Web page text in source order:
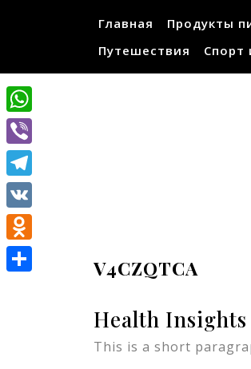
Главная Продукты
Путешествия
Спорт
V4CZQTCA
Health Insights
This is a short
WhatsApp
Viber
Telegram
VK
Odnoklassniki